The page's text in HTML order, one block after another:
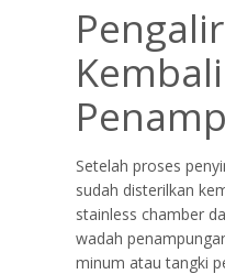
Setelah proses
sudah disterilkan
stainless chamber
wadah
minum atau tangki